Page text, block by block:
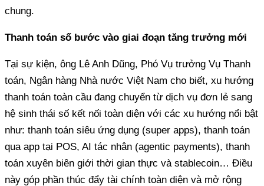
chung.
Thanh toán số bước vào giai đoạn tăng trưởng mới
Tại sự kiện, ông Lê Anh Dũng, Phó Vụ trưởng Vụ Thanh
toán, Ngân hàng Nhà nước Việt Nam cho biết, xu hướng
thanh toán toàn cầu đang chuyển từ dịch vụ đơn lẻ sang
hệ sinh thái số kết nối toàn diện với các xu hướng nổi bật
như: thanh toán siêu ứng dụng (super apps), thanh toán
qua app tại POS, AI tác nhân (agentic payments), thanh
toán xuyên biên giới thời gian thực và stablecoin… Điều
này góp phần thúc đẩy tài chính toàn diện và mở rộng